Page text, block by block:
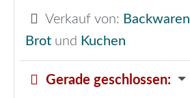
Verkauf von: Backwaren
Brot und Kuchen
Gerade geschlossen: